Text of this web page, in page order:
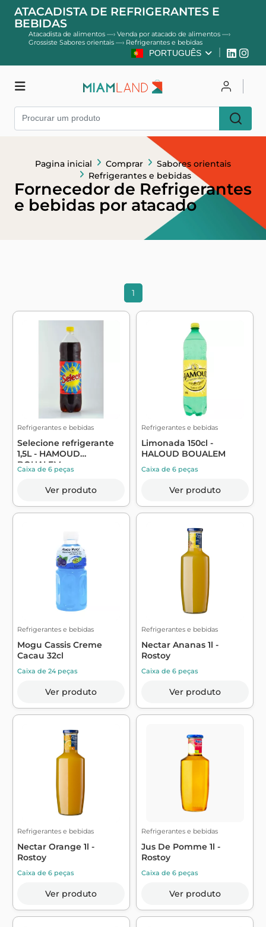
ATACADISTA DE REFRIGERANTES E
BEBIDAS
Atacadista de alimentos —› Venda por atacado de alimentos —›
Grossiste Sabores orientais —›Refrigerantes e bebidas
PORTUGUÊS
Pagina inicial Comprar
Sabores orientais
Refrigerantes e bebidas
Fornecedor de Refrigerantes
e bebidas por atacado
1
Refrigerantes e bebidas
Selecione refrigerante
1,5L - HAMOUD
BOUALEM
Caixa de 6 peças
Ver produto
Refrigerantes e bebidas
Limonada 150cl -
HALOUD BOUALEM
Caixa de 6 peças
Ver produto
Refrigerantes e bebidas
Mogu Cassis Creme
Cacau 32cl
Caixa de 24 peças
Ver produto
Refrigerantes e bebidas
Nectar Ananas 1l -
Rostoy
Caixa de 6 peças
Ver produto
Refrigerantes e bebidas
Nectar Orange 1l -
Rostoy
Caixa de 6 peças
Ver produto
Refrigerantes e bebidas
Jus De Pomme 1l -
Rostoy
Caixa de 6 peças
Ver produto
Comprar Entrar